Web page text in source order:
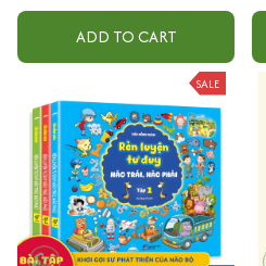
ADD TO CART
SALE